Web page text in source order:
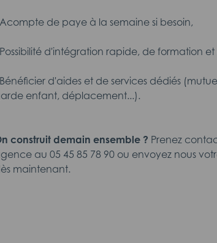
de paye à la semaine si besoin,
d'intégration rapide, de formation
d'aides et de services dédiés
enfant, déplacement...).
construit demain ensemble ? Prenez
au 05 45 85 78 90 ou envoyez nous
maintenant.